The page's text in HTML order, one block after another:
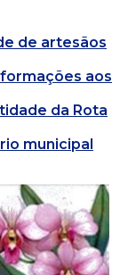
de artesãos
aos
da Rota
municipal